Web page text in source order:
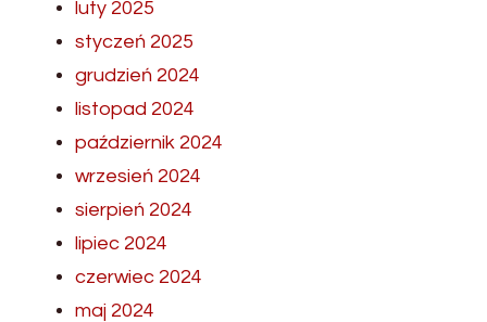
luty 2025
styczeń 2025
grudzień 2024
listopad 2024
październik 2024
wrzesień 2024
sierpień 2024
lipiec 2024
czerwiec 2024
maj 2024